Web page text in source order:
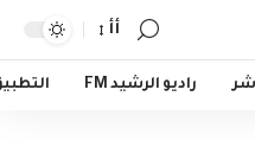
أأ
راديو الرشيد FM